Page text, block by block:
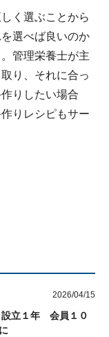
く選ぶことから
選べば良いのか
管理栄養士が主
り、それに合っ
りしたい場合
りレシピもサー
2026/04/15
設立１年 会員１０